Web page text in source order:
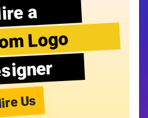
a
Logo
Us